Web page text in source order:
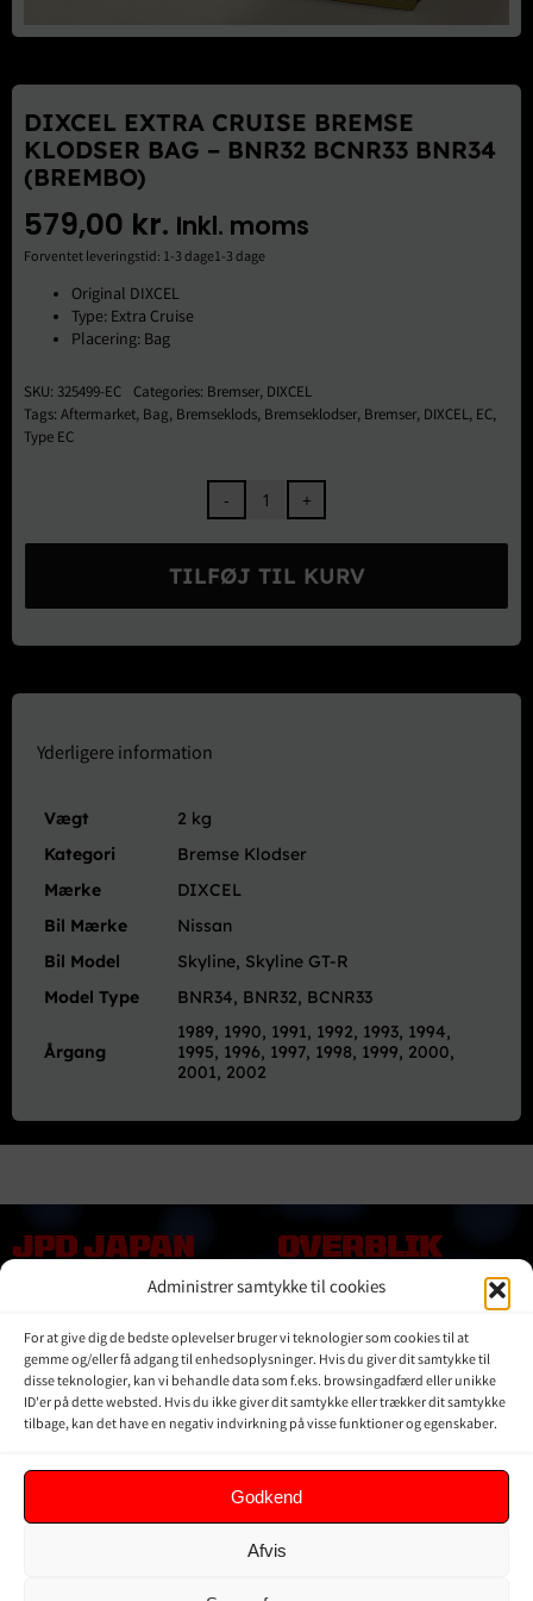
Administrer samtykke til cookies
For at give dig de bedste oplevelser bruger vi teknologier som cookies til at
gemme og/eller få adgang til enhedsoplysninger. Hvis du giver dit samtykke til
disse teknologier, kan vi behandle data som f.eks. browsingadfærd eller unikke
ID'er på dette websted. Hvis du ikke giver dit samtykke eller trækker dit samtykke
tilbage, kan det have en negativ indvirkning på visse funktioner og egenskaber.
Godkend
Afvis
DIXCEL EXTRA CRUISE BREMSE
KLODSER BAG – BNR32 BCNR33 BNR34
(BREMBO)
579,00 kr. Inkl. moms
Forventet leveringstid: 1-3 dage1-3 dage
Original DIXCEL
Type: Extra Cruise
Placering: Bag
SKU: 325499-EC Categories: Bremser, DIXCEL
Tags: Aftermarket, Bag, Bremseklods, Bremseklodser, Bremser, DIXCEL, EC,
Type EC
DIXCEL
EXTRA
Cruise
Bremse
Klodser
Bag
BNR32
TILFØJ TIL KURV
Yderligere information
Vægt
2 kg
Kategori
Bremse Klodser
Mærke
DIXCEL
Bil Mærke
Nissan
Bil Model
Skyline, Skyline GT-R
Model Type
BNR34, BNR32, BCNR33
Årgang
1989, 1990, 1991, 1992, 1993, 1994,
1995, 1996, 1997, 1998, 1999, 2000,
2001, 2002
JPD JAPAN
DENMARK
Kontakt Os
Om JPD Japan Denmark
Handelsbetingelser
Privat Politik
OVERBLIK
Online shop
Vores Mærker